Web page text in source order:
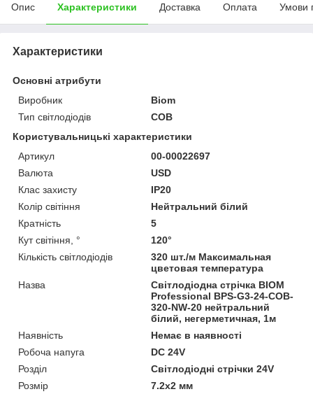
Опис Характеристики Доставка Оплата Умови
Характеристики
Основні атрибути
Виробник
Biom
Тип світлодіодів
COB
Користувальницькі характеристики
Артикул
00-00022697
Валюта
USD
Клас захисту
IP20
Колір світіння
Нейтральний білий
Кратність
5
Кут світіння, °
120°
Кількість світлодіодів
320 шт./м Максимальная
цветовая температура
Назва
Світлодіодна стрічка BIOM
Professional BPS-G3-24-COB-
320-NW-20 нейтральний
білий, негерметичная, 1м
Наявність
Немає в наявності
Робоча напуга
DC 24V
Розділ
Світлодіодні стрічки 24V
Розмір
7.2x2 мм